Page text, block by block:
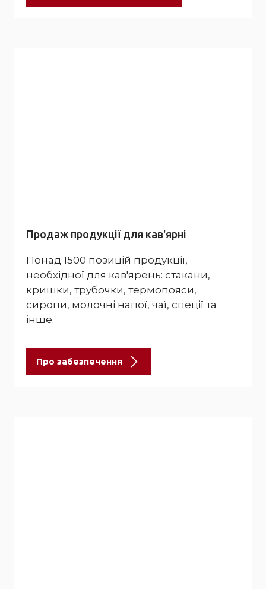
Продаж продукції для кав'ярні
Понад 1500 позицій продукції,
необхідної для кав'ярень: стакани,
кришки, трубочки, термопояси,
сиропи, молочні напої, чаї, спеції та
інше.
Про забезпечення